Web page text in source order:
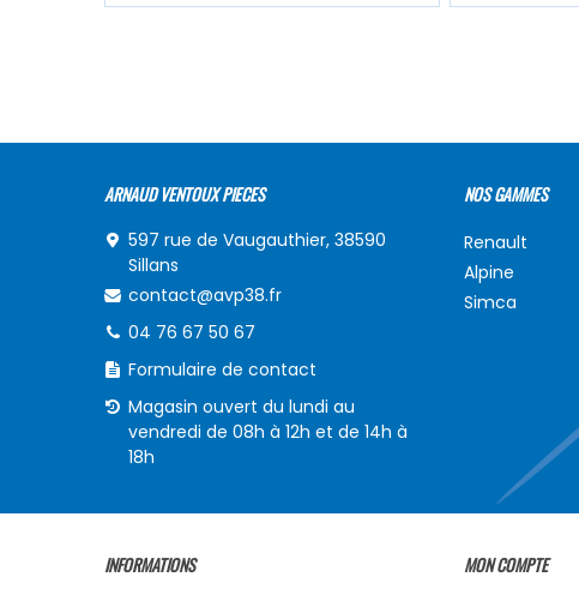
ARNAUD VENTOUX PIECES
597 rue de Vaugauthier, 38590
Sillans
contact@avp38.fr
04 76 67 50 67
Formulaire de contact
Magasin ouvert du lundi au
vendredi de 08h à 12h et de 14h à
18h
NOS GAMMES
Renault
Alpine
Simca
INFORMATIONS MON COMPTE